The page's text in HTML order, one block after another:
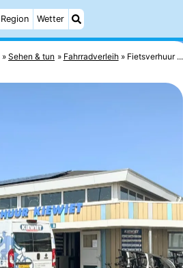
Region Wetter
Sehen & tun Fahrradverleih Fietsverhuur ...